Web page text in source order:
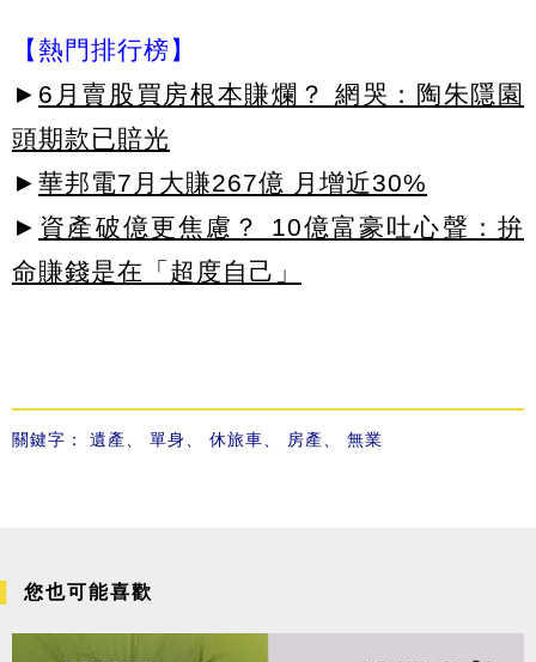
【熱門排行榜】
► 6月賣股買房根本賺爛？ 網哭：陶朱隱園
頭期款已賠光
► 華邦電7月大賺267億 月增近30%
► 資產破億更焦慮？ 10億富豪吐心聲：拚
命賺錢是在「超度自己」
關鍵字： 遺產、 單身、 休旅車、 房產、 無業
您也可能喜歡